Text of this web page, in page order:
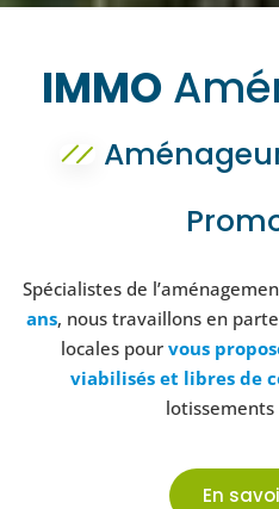
IMMO
Spécialistes de
ans, nous travaillons en
locales pour vous
viabilisés et libres de
En